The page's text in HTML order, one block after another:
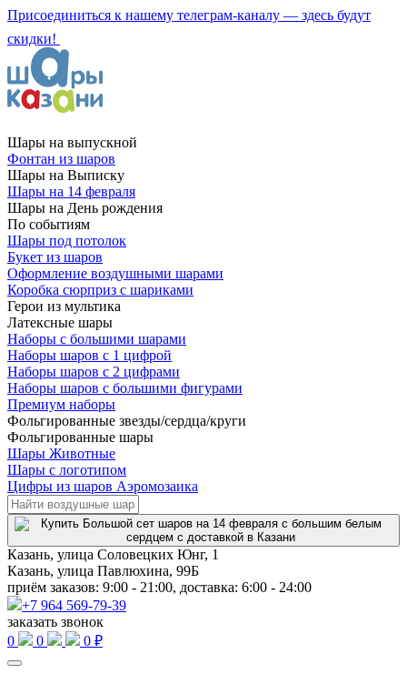
Присоединиться к нашему телеграм-каналу — здесь будут
скидки!
Шары на выпускной
Фонтан из шаров
Шары на Выписку
Шары на 14 февраля
Шары на День рождения
По событиям
Шары под потолок
Букет из шаров
Оформление воздушными шарами
Коробка сюрприз с шариками
Герои из мультика
Латексные шары
Наборы с большими шарами
Наборы шаров с 1 цифрой
Наборы шаров с 2 цифрами
Наборы шаров с большими фигурами
Премиум наборы
Фольгированные звезды/сердца/круги
Фольгированные шары
Шары Животные
Шары с логотипом
Цифры из шаров Аэромозаика
Казань, улица Соловецких Юнг, 1
Казань, улица Павлюхина, 99Б
приём заказов: 9:00 - 21:00, доставка: 6:00 - 24:00
+7 964 569-79-39
заказать звонок
0
0 0 ₽